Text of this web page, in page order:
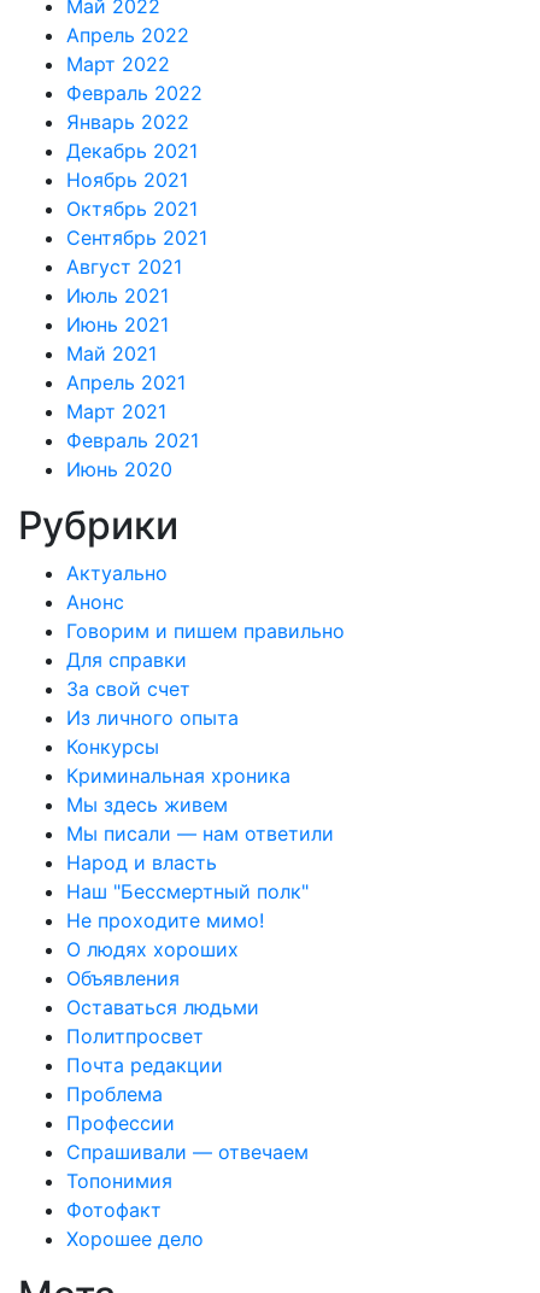
Май 2022
Апрель 2022
Март 2022
Февраль 2022
Январь 2022
Декабрь 2021
Ноябрь 2021
Октябрь 2021
Сентябрь 2021
Август 2021
Июль 2021
Июнь 2021
Май 2021
Апрель 2021
Март 2021
Февраль 2021
Июнь 2020
Рубрики
Актуально
Анонс
Говорим и пишем правильно
Для справки
За свой счет
Из личного опыта
Конкурсы
Криминальная хроника
Мы здесь живем
Мы писали — нам ответили
Народ и власть
Наш "Бессмертный полк"
Не проходите мимо!
О людях хороших
Объявления
Оставаться людьми
Политпросвет
Почта редакции
Проблема
Профессии
Спрашивали — отвечаем
Топонимия
Фотофакт
Хорошее дело